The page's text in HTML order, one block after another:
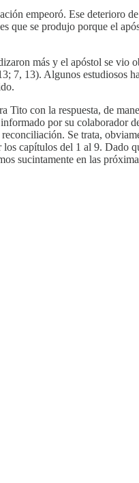
empeoró. Ese deterioro
que se produjo porque el
más y el apóstol se vio
7, 13). Algunos estudiosos
con la respuesta, de
por su colaborador
Se trata,
capítulos del 1 al 9. Dado
sucintamente en las